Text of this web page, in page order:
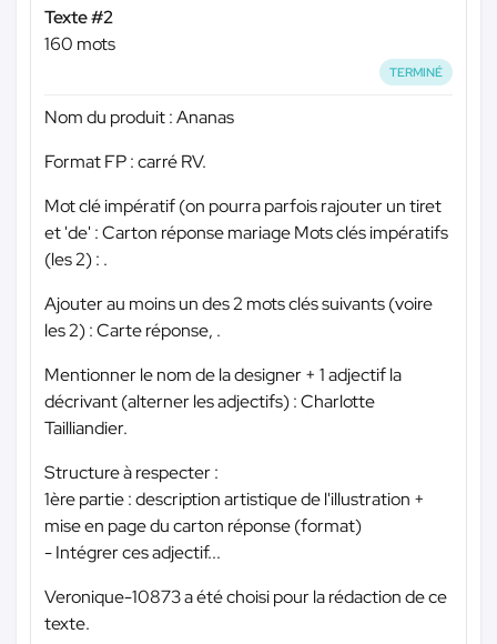
Texte #2
160 mots
TERMINÉ
Nom du produit : Ananas
Format FP : carré RV.
Mot clé impératif (on pourra parfois rajouter un tiret
et 'de' : Carton réponse mariage Mots clés impératifs
(les 2) : .
Ajouter au moins un des 2 mots clés suivants (voire
les 2) : Carte réponse, .
Mentionner le nom de la designer + 1 adjectif la
décrivant (alterner les adjectifs) : Charlotte
Tailliandier.
Structure à respecter :
1ère partie : description artistique de l'illustration +
mise en page du carton réponse (format)
- Intégrer ces adjectif...
Veronique-10873 a été choisi pour la rédaction de ce
texte.